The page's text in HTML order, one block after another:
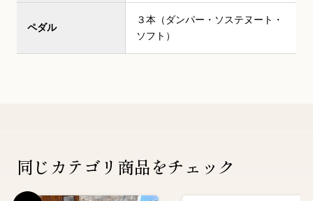
ペダル
３本（ダンパー・ソステヌート・
ソフト）
同じカテゴリ商品をチェック